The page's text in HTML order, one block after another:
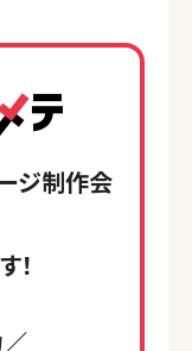
ジ制作会
！